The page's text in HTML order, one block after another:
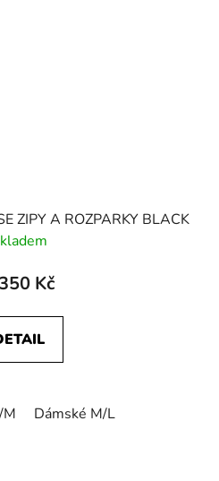
ZIPY A ROZPARKY BLACK
Kč
M Dámské M/L